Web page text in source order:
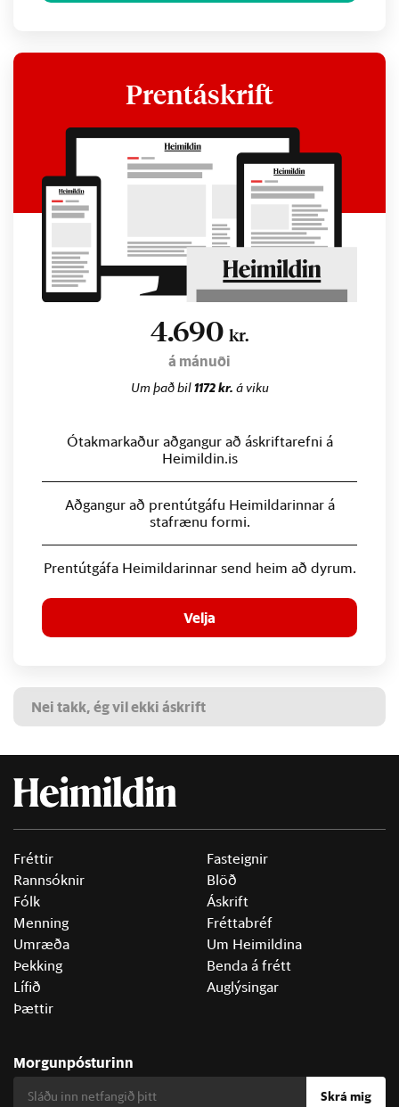
Prentáskrift
4.690 kr.
á mánuði
Um það bil1172 kr. á viku
Ótakmarkaður aðgangur að áskriftarefni á
Heimildin.is
Aðgangur að prentútgáfu Heimildarinnar á
stafrænu formi.
Prentútgáfa Heimildarinnar send heim að dyrum.
Velja
Nei takk, ég vil ekki áskrift
Fréttir
Rannsóknir
Fólk
Menning
Umræða
Þekking
Lífið
Þættir
Fasteignir
Blöð
Áskrift
Fréttabréf
Um Heimildina
Benda á frétt
Auglýsingar
Morgunpósturinn
Skrá mig